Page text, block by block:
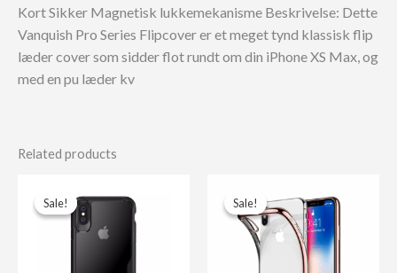
Kort Sikker Magnetisk lukkemekanisme Beskrivelse: Dette
Vanquish Pro Series Flipcover er et meget tynd klassisk flip
læder cover som sidder flot rundt om din iPhone XS Max, og
med en pu læder kv
Related products
Sale!
Sale! Sale!
Sale!